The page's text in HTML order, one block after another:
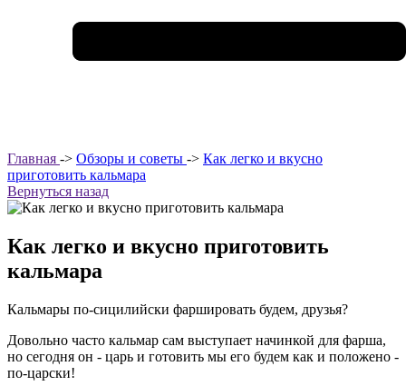
Главная -> Обзоры и советы -> Как легко и вкусно
приготовить кальмара
Вернуться назад
Как легко и вкусно приготовить
кальмара
Кальмары по-сицилийски фаршировать будем, друзья?
Довольно часто кальмар сам выступает начинкой для фарша,
но сегодня он - царь и готовить мы его будем как и положено -
по-царски!